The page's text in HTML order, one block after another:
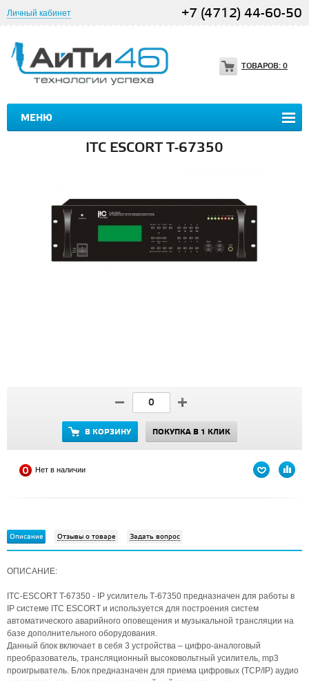
Личный кабинет +7 (4712) 44-60-50
МЕНЮ
ТОВАРОВ: 0
ITC ESCORT T-67350
В КОРЗИНУ ПОКУПКА В 1 КЛИК
Нет в наличии
Описание Отзывы о товаре Задать вопрос
ОПИСАНИЕ:
ITC-ESCORT T-67350 - IP усилитель Т-67350 предназначен для работы в
IP системе ITC ESCORT и используется для построения систем
автоматического аварийного оповещения и музыкальной трансляции на
базе дополнительного оборудования.
Данный блок включает в себя 3 устройства – цифро-аналоговый
преобразователь, трансляционный высоковольтный усилитель, mp3
проигрыватель. Блок предназначен для приема цифровых (TCP/IP) аудио